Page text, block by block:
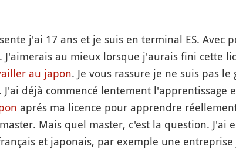
j'ai 17 ans et je suis en terminal ES.
au mieux lorsque j'aurais fini cette
au japon. Je vous rassure je ne suis pas
J'ai déjà commencé lentement
aprés ma licence pour apprendre
Mais quel master, c'est la question.
et japonais, par exemple une